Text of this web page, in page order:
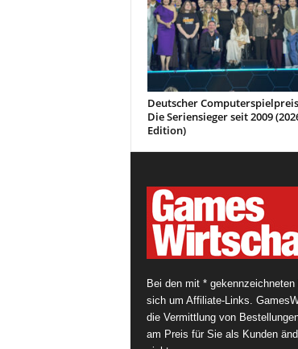
Deutscher
Die Seriensieger seit 2009
Edition)
Bei den mit *
sich um Affiliate-Links.
die Vermittlung von
am Preis für Sie als Kunden